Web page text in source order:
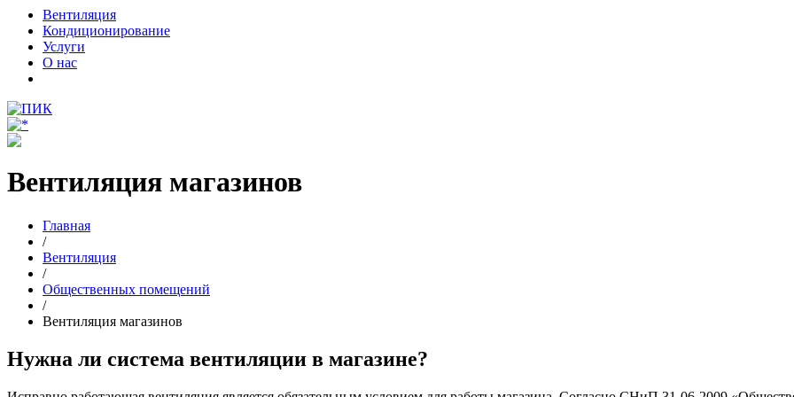
Вентиляция
Кондиционирование
Услуги
О нас
Вентиляция магазинов
Главная
/
Вентиляция
/
Общественных помещений
/
Вентиляция магазинов
Нужна ли система вентиляции в магазине?